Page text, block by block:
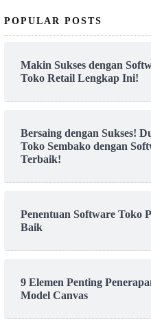
POPULAR POSTS
Makin Sukses dengan
Toko Retail Lengkap Ini!
Bersaing dengan Sukses!
Toko Sembako dengan
Terbaik!
Penentuan Software Toko
Baik
9 Elemen Penting
Model Canvas